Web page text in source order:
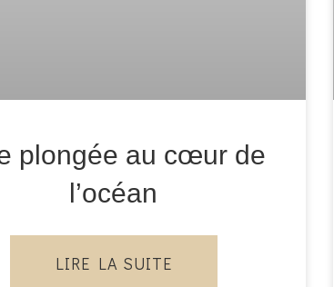
plongée au cœur de
l’océan
LIRE LA SUITE